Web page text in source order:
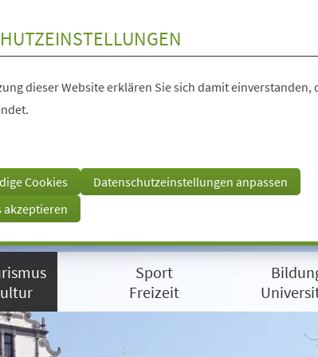
dieser Website erklären Sie sich damit einverstanden,
Cookies
Datenschutzeinstellungen anpassen
akzeptieren
Sport
Freizeit